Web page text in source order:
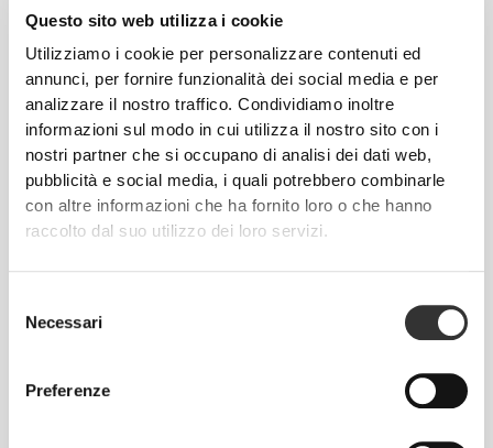
Questo sito web utilizza i cookie
Utilizziamo i cookie per personalizzare contenuti ed
annunci, per fornire funzionalità dei social media e per
analizzare il nostro traffico. Condividiamo inoltre
informazioni sul modo in cui utilizza il nostro sito con i
nostri partner che si occupano di analisi dei dati web,
pubblicità e social media, i quali potrebbero combinarle
con altre informazioni che ha fornito loro o che hanno
raccolto dal suo utilizzo dei loro servizi.
delNecessari
Preferenze
la corsa.
NESSUN PRURITO
questa cinta non irrita e non sfrega la pelle.